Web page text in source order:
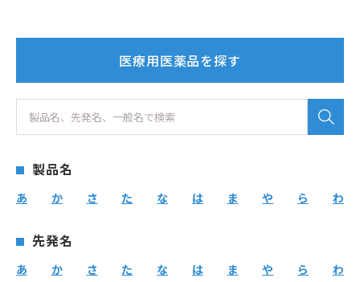
医療用医薬品を探す
製品名
あ か さ た な は ま や ら わ
先発名
あ か さ た な は ま や ら わ